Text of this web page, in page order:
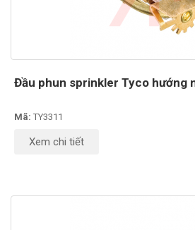
Đầu phun sprinkler Tyco hướng
Mã: TY3311
Xem chi tiết